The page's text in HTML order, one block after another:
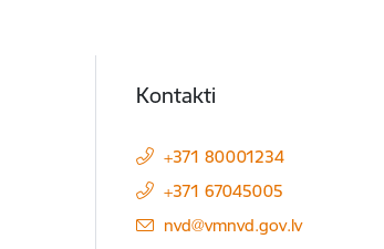
Kontakti
+371 80001234
+371 67045005
E-pasts:
nvd@vmnvd.gov.lv